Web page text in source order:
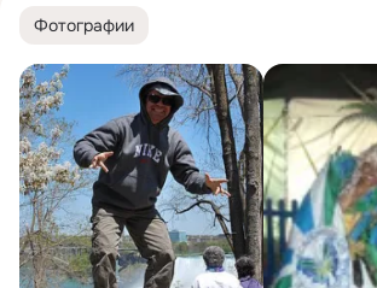
Фотографии